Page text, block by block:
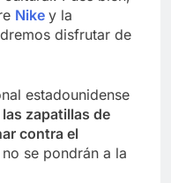
Nike y la
disfrutar de
estadounidense
zapatillas de
contra el
se pondrán a la